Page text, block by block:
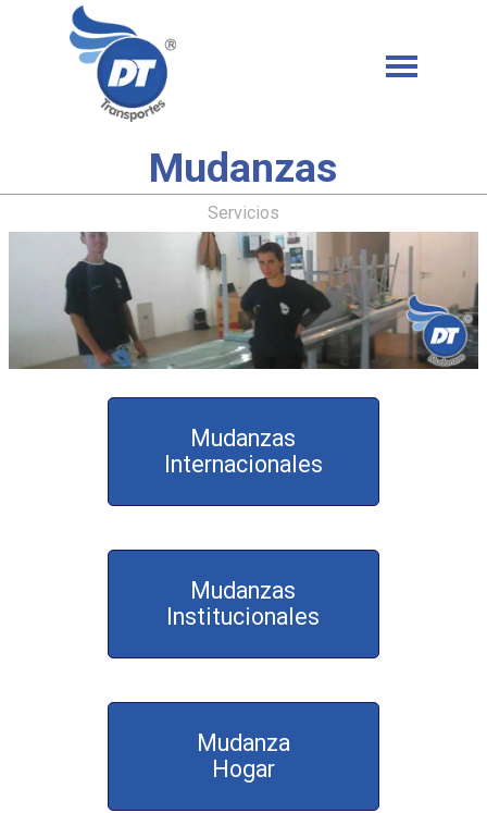
Mudanzas
Servicios
Mudanzas
Internacionales
Mudanzas
Institucionales
Mudanza
Hogar